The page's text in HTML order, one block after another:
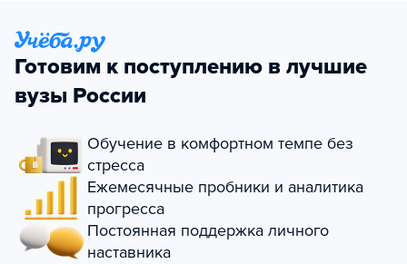
Готовим к поступлению в лучшие
вузы России
Обучение в комфортном темпе без
стресса
Ежемесячные пробники и аналитика
прогресса
Постоянная поддержка личного
наставника